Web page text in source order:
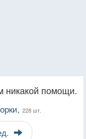
помощи.
228 шт.